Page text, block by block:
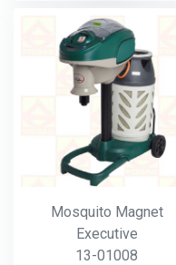
Mosquito Magnet
Executive
13-01008